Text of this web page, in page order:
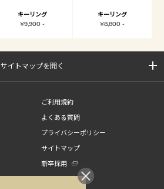
キーリング
¥9,900 -
キーリング
¥8,800 -
サイトマップを開く
ご利用規約
よくある質問
プライバシーポリシー
サイトマップ
新卒採用